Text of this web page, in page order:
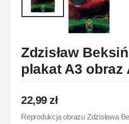
Zdzisław
plakat A3 obraz
22,99zł
Reprodukcja obrazu Zdzisława